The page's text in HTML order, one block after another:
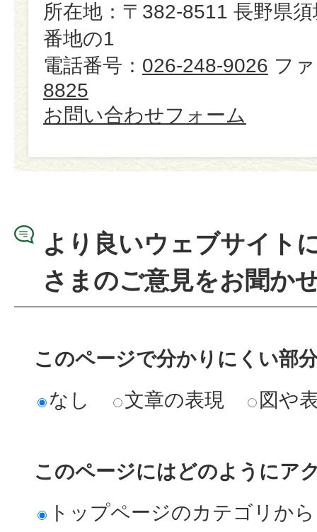
所在地：〒382-8511 長野県
番地の1
電話番号： 026-248-9026 フ
8825
お問い合わせフォーム
より良いウェブサイト
さまのご意見をお聞か
このページで分かりにくい部
なし
文章の表現 図や
このページにはどのようにア
トップページのカテゴリから